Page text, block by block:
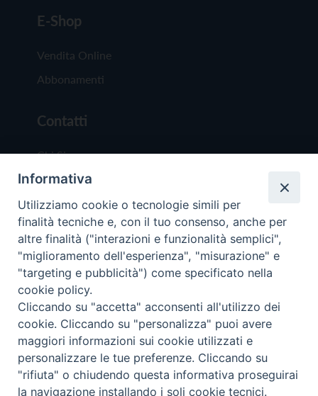
E-Shop
Vendita Online
Abbonamenti
Contatti
Chi Siamo
Redazione
Scrivici
Copyright © 2019 - Tutti i diritti riservati - Vita
Trentina Editrice
Privacy Policy
Torna
Informativa
Utilizziamo cookie o tecnologie simili per
finalità tecniche e, con il tuo consenso, anche per
altre finalità ("interazioni e funzionalità semplici",
"miglioramento dell'esperienza", "misurazione" e
"targeting e pubblicità") come specificato nella
cookie policy.
Cliccando su "accetta" acconsenti all'utilizzo dei
cookie. Cliccando su "personalizza" puoi avere
maggiori informazioni sui cookie utilizzati e
personalizzare le tue preferenze. Cliccando su
"rifiuta" o chiudendo questa informativa proseguirai
la navigazione installando i soli cookie tecnici.